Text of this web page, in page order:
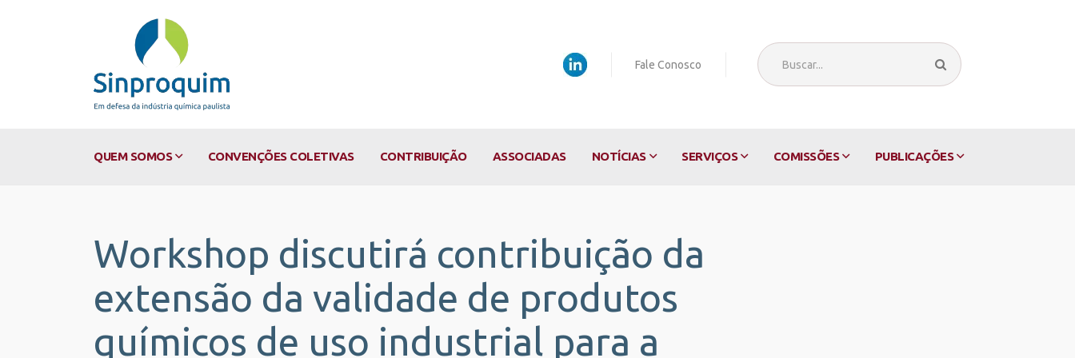
Fale Conosco
QUEM SOMOS CONVENÇÕES COLETIVAS CONTRIBUIÇÃO ASSOCIADAS NOTÍCIAS SERVIÇOS COMISSÕES PUBLICAÇÕES
Workshop discutirá contribuição da
extensão da validade de produtos
químicos de uso industrial para a